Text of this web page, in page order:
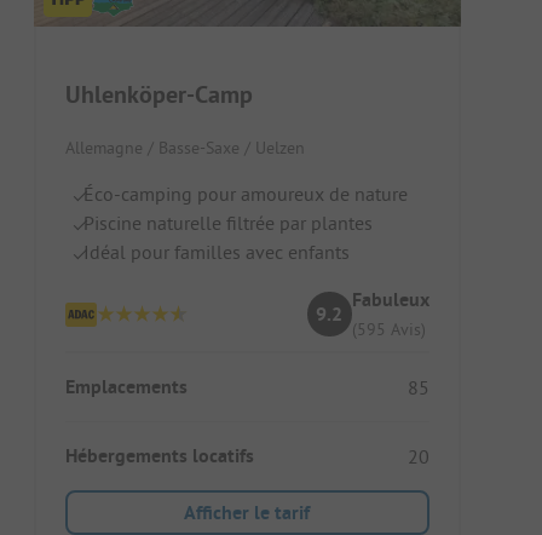
Uhlenköper-Camp
Allemagne / Basse-Saxe / Uelzen
Éco-camping pour amoureux de nature
Piscine naturelle filtrée par plantes
Idéal pour familles avec enfants
9.2
Fabuleux
(595 Avis)
Emplacements 85
Hébergements locatifs 20
Afficher le tarif